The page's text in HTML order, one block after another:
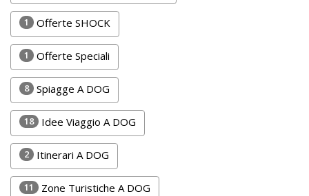
Inserisci
Attività
Accedi
Registrati
1 Offerte SHOCK
1 Offerte Speciali
8 Spiagge A DOG
18 Idee Viaggio A DOG
2 Itinerari A DOG
11 Zone Turistiche A DOG